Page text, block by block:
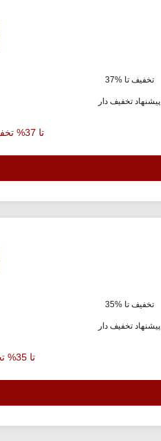
تخفیف تا %37
پیشنهاد تخفیف دار
تا 37% تخفیف خرید ساعت هوشمند تکنولایف
تخفیف تا %35
پیشنهاد تخفیف دار
تا 35% تخفیف کالای دیجیتال در تکنولایف